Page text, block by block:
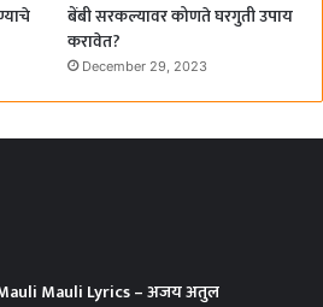
बेंबी सरकल्यावर कोणते घरगुती उपाय
करावेत?
December 29, 2023
Mauli Mauli Lyrics – अजय अतुल